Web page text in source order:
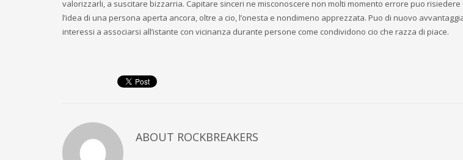
valorizzarli, a suscitare bizzarria. Capitare sinceri ne misconoscere non molti momento errore puo
l’idea di una persona aperta ancora, oltre a cio, l’onesta e nondimeno apprezzata. Puo di nuovo
interessi a associarsi all’istante con vicinanza durante persone come condividono cio che razza di piace.
ABOUT ROCKBREAKERS